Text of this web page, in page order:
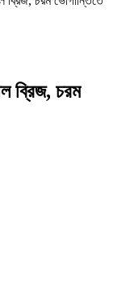
ব্রিজ, চরম